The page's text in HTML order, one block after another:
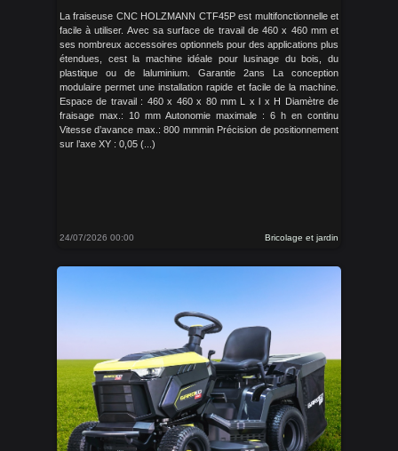
La fraiseuse CNC HOLZMANN CTF45P est multifonctionnelle et
facile à utiliser. Avec sa surface de travail de 460 x 460 mm et
ses nombreux accessoires optionnels pour des applications plus
étendues, cest la machine idéale pour lusinage du bois, du
plastique ou de laluminium. Garantie 2ans La conception
modulaire permet une installation rapide et facile de la machine.
Espace de travail : 460 x 460 x 80 mm L x l x H Diamètre de
fraisage max.: 10 mm Autonomie maximale : 6 h en continu
Vitesse d’avance max.: 800 mmmin Précision de positionnement
sur l’axe XY : 0,05 (...)
24/07/2026 00:00 Bricolage et jardin